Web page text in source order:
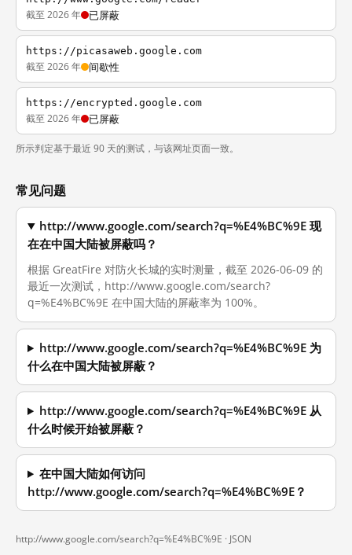
截至 2026 年 已屏蔽
https://picasaweb.google.com
截至 2026 年 间歇性
https://encrypted.google.com
截至 2026 年 已屏蔽
所示判定基于最近 90 天的测试，与该网址页面一致。
常见问题
http://www.google.com/search?q=%E4%BC%9E 现
在在中国大陆被屏蔽吗？
根据 GreatFire 对防火长城的实时测量，截至 2026-06-09 的
最近一次测试，http://www.google.com/search?
q=%E4%BC%9E 在中国大陆的屏蔽率为 100%。
http://www.google.com/search?q=%E4%BC%9E 为
什么在中国大陆被屏蔽？
http://www.google.com/search?q=%E4%BC%9E 从
什么时候开始被屏蔽？
在中国大陆如何访问
http://www.google.com/search?q=%E4%BC%9E？
http://www.google.com/search?q=%E4%BC%9E · JSON